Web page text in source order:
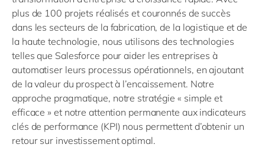
plus de 100 projets réalisés et couronnés de succès
dans les secteurs de la fabrication, de la logistique et de
la haute technologie, nous utilisons des technologies
telles que Salesforce pour aider les entreprises à
automatiser leurs processus opérationnels, en ajoutant
de la valeur du prospect à l’encaissement. Notre
approche pragmatique, notre stratégie « simple et
efficace » et notre attention permanente aux indicateurs
clés de performance (KPI) nous permettent d’obtenir un
retour sur investissement optimal.